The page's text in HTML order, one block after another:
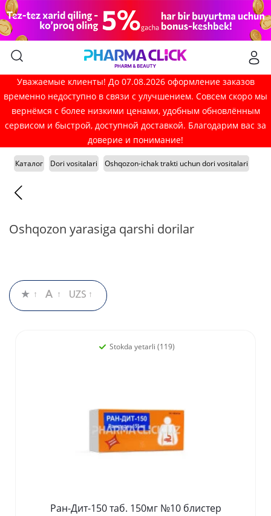
Уважаемые клиенты! До 07.08.2026 оформление заказов
временно недоступно в связи с улучшением. Совсем скоро мы
вернёмся с более низкими ценами, удобным обновлённым
сервисом и быстрой, доступной доставкой. Благодарим вас за
доверие и понимание!
Каталог Dori vositalari Oshqozon-ichak trakti uchun dori vositalari
Oshqozon yarasiga qarshi dorilar
Stokda yetarli (119)
Ран-Дит-150 таб. 150мг №10 блистер